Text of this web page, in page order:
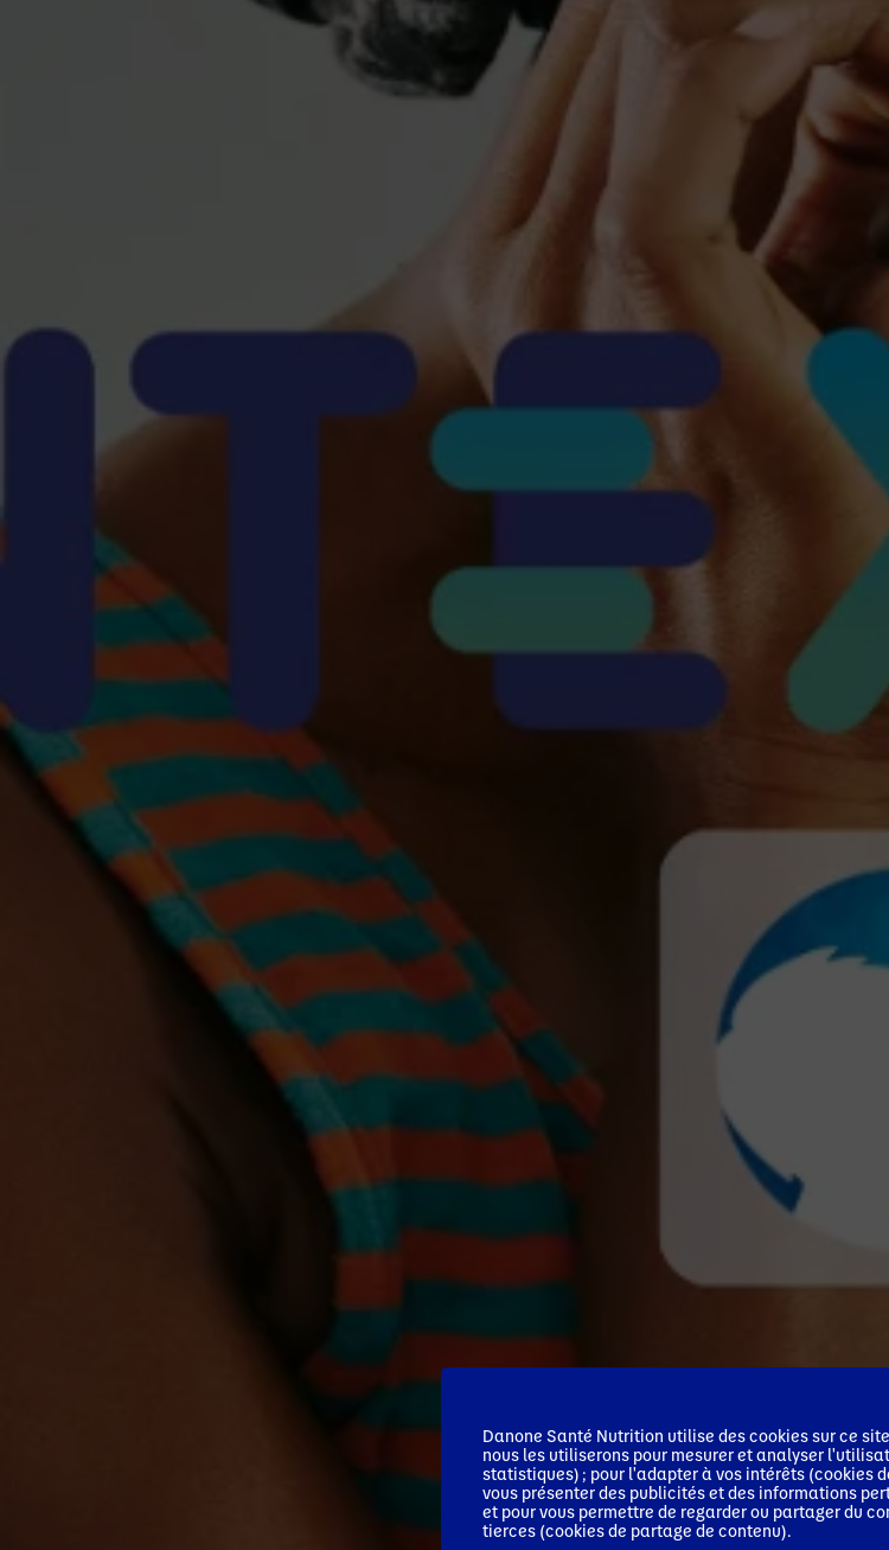
Danone Santé Nutrition utilise des cookies sur ce
nous les utiliserons pour mesurer et analyser
statistiques) ; pour l'adapter à vos intérêts (cookies
vous présenter des publicités et des informations
et pour vous permettre de regarder ou partager du
tierces (cookies de partage de contenu).